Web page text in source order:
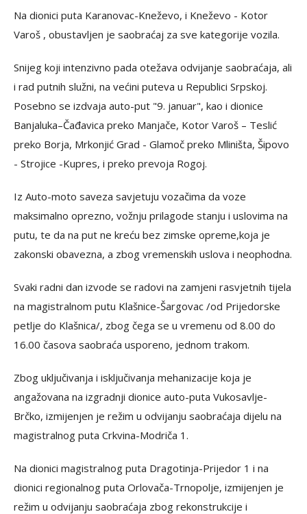
Na dionici puta Karanovac-Kneževo, i Kneževo - Kotor
Varoš , obustavljen je saobraćaj za sve kategorije vozila.
Snijeg koji intenzivno pada otežava odvijanje saobraćaja, ali
i rad putnih služni, na većini puteva u Republici Srpskoj.
Posebno se izdvaja auto-put "9. januar", kao i dionice
Banjaluka–Čađavica preko Manjače, Kotor Varoš – Teslić
preko Borja, Mrkonjić Grad - Glamoč preko Mliništa, Šipovo
- Strojice -Kupres, i preko prevoja Rogoj.
Iz Auto-moto saveza savjetuju vozačima da voze
maksimalno oprezno, vožnju prilagode stanju i uslovima na
putu, te da na put ne kreću bez zimske opreme,koja je
zakonski obavezna, a zbog vremenskih uslova i neophodna.
Svaki radni dan izvode se radovi na zamjeni rasvjetnih tijela
na magistralnom putu Klašnice-Šargovac /od Prijedorske
petlje do Klašnica/, zbog čega se u vremenu od 8.00 do
16.00 časova saobraća usporeno, jednom trakom.
Zbog uključivanja i isključivanja mehanizacije koja je
angažovana na izgradnji dionice auto-puta Vukosavlje-
Brčko, izmijenjen je režim u odvijanju saobraćaja dijelu na
magistralnog puta Crkvina-Modriča 1.
Na dionici magistralnog puta Dragotinja-Prijedor 1 i na
dionici regionalnog puta Orlovača-Trnopolje, izmijenjen je
režim u odvijanju saobraćaja zbog rekonstrukcije i